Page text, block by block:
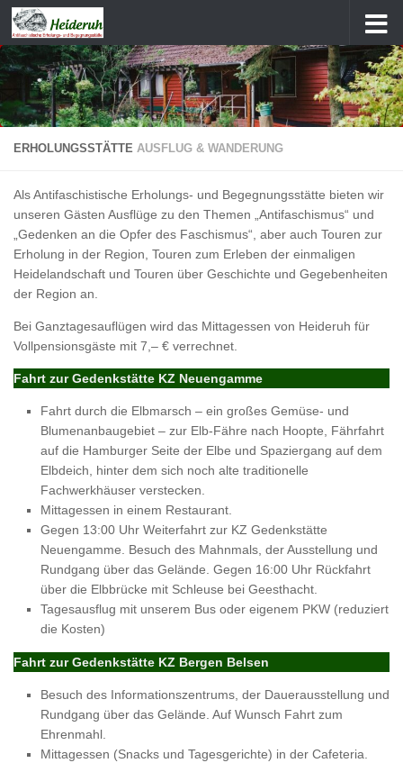
Zum Inhalt springen
ERHOLUNGSSTÄTTE AUSFLUG & WANDERUNG
Als Antifaschistische Erholungs- und Begegnungsstätte bieten wir
unseren Gästen Ausflüge zu den Themen „Antifaschismus“ und
„Gedenken an die Opfer des Faschismus“, aber auch Touren zur
Erholung in der Region, Touren zum Erleben der einmaligen
Heidelandschaft und Touren über Geschichte und Gegebenheiten
der Region an.
Bei Ganztagesauflügen wird das Mittagessen von Heideruh für
Vollpensionsgäste mit 7,– € verrechnet.
Fahrt zur Gedenkstätte KZ Neuengamme
Fahrt durch die Elbmarsch – ein großes Gemüse- und
Blumenanbaugebiet – zur Elb-Fähre nach Hoopte, Fährfahrt
auf die Hamburger Seite der Elbe und Spaziergang auf dem
Elbdeich, hinter dem sich noch alte traditionelle
Fachwerkhäuser verstecken.
Mittagessen in einem Restaurant.
Gegen 13:00 Uhr Weiterfahrt zur KZ Gedenkstätte
Neuengamme. Besuch des Mahnmals, der Ausstellung und
Rundgang über das Gelände. Gegen 16:00 Uhr Rückfahrt
über die Elbbrücke mit Schleuse bei Geesthacht.
Tagesausflug mit unserem Bus oder eigenem PKW (reduziert
die Kosten)
Fahrt zur Gedenkstätte KZ Bergen Belsen
Besuch des Informationszentrums, der Dauerausstellung und
Rundgang über das Gelände. Auf Wunsch Fahrt zum
Ehrenmahl.
Mittagessen (Snacks und Tagesgerichte) in der Cafeteria.